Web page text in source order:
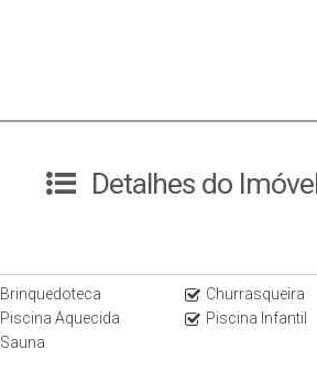
Detalhes do
Brinquedoteca Churrasqueira
Piscina Aquecida Piscina Infantil
Sauna